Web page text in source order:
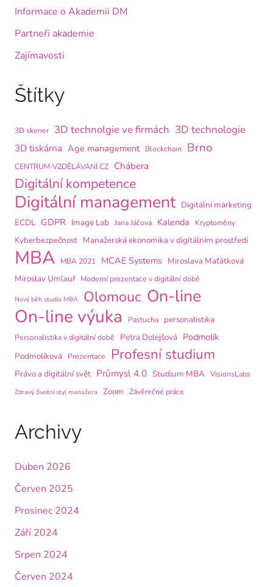
Informace o Akademii DM
Partneři akademie
Zajímavosti
Štítky
3D skener 3D technolgie ve firmách 3D technologie
3D tiskárna Age management Blockchain Brno
CENTRUM-VZDĚLÁVÁNÍ.CZ Chábera
Digitální kompetence
Digitální management Digitální marketing
ECDL GDPR Image Lab Jana Jáčová Kalenda Kryptoměny
Kyberbezpečnost Manažerská ekonomika v digitálním prostředí
MBA MBA 2021 MCAE Systems Miroslava Maťátková
Miroslav Umlauf
Moderní prezentace v digitální době
Nový běh studia MBA Olomouc On-line
On-line výuka Pastucha personalistika
Personalistika v digitální době Petra Dolejšová Podmolík
Podmolíková Prezentace Profesní studium
Právo a digitální svět Průmysl 4.0 Studium MBA VisionsLabs
Zdravý životní styl manažera Zoom Závěrečné práce
Archivy
Duben 2026
Červen 2025
Prosinec 2024
Září 2024
Srpen 2024
Červen 2024